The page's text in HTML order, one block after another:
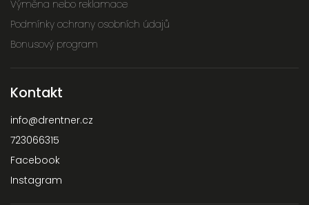
Výměna nebo reklamace
Podmínky ochrany osobních údajů
Bonusový program
Kontakt
info@drentner.cz
723066315
Facebook
Instagram